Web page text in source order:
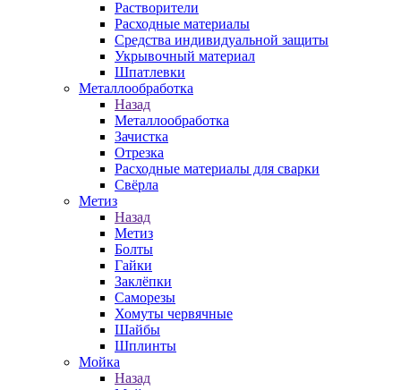
Растворители
Расходные материалы
Средства индивидуальной защиты
Укрывочный материал
Шпатлевки
Металлообработка
Назад
Металлообработка
Зачистка
Отрезка
Расходные материалы для сварки
Свёрла
Метиз
Назад
Метиз
Болты
Гайки
Заклёпки
Саморезы
Хомуты червячные
Шайбы
Шплинты
Мойка
Назад